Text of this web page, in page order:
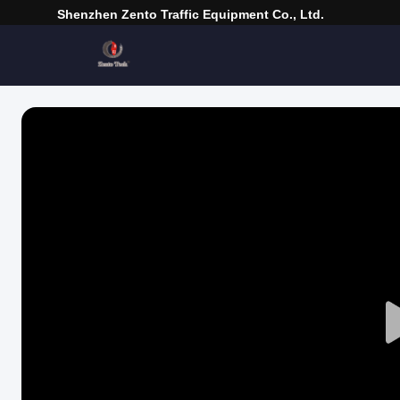
Shenzhen Zento Traffic Equipment Co., Ltd.